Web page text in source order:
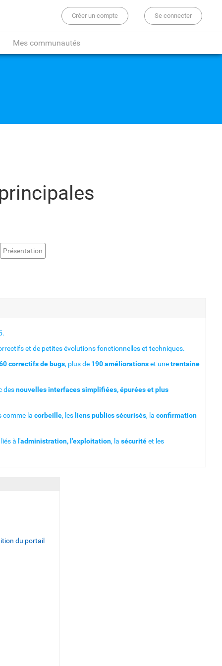
sur tout le site...
Créer un compte Se connecter
Mes communautés
Présentation
et de petites évolutions fonctionnelles et techniques.
correctifs de bugs, plus de 190 améliorationset unetrentaine
desnouvelles interfaces simplifiées, épurées et plus
comme la corbeille, les liens publics sécurisés, la confirmation
à l'administration, l'exploitation, la sécuritéet les
du portail